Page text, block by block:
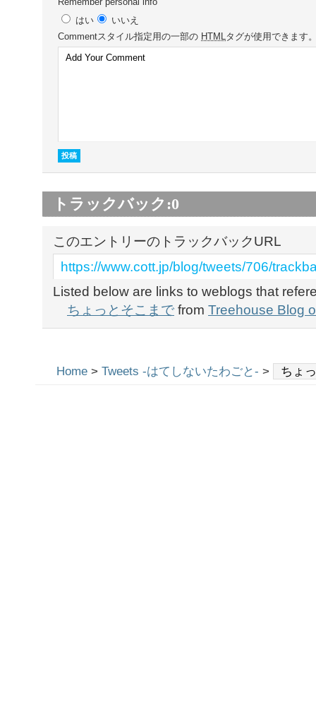
はい
いいえ
Commentスタイル指定用の一部の HTML タグが使用できます
トラックバック:0
このエントリーのトラックバックURL
https://www.cott.jp/blog/tweets/706/
Listed below are links to weblogs that
ちょっとそこまで from Treehouse Blog
Home > Tweets -はてしないたわごと- > ちょ